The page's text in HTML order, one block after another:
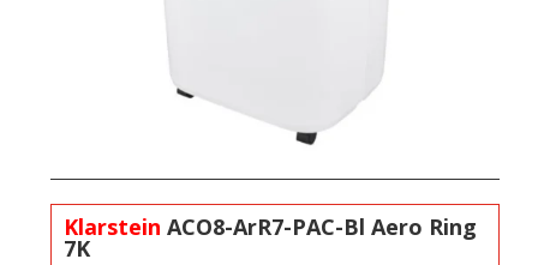
Klarstein ACO8-ArR7-PAC-BlAero Ring
7K